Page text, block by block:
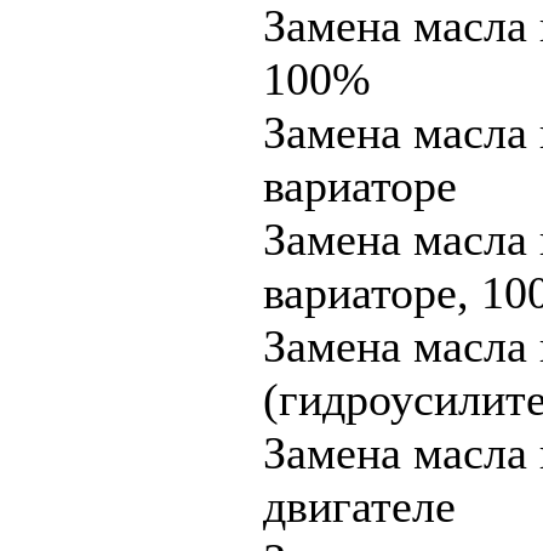
Замена
100%
Замена масла
вариаторе
Замена масла
вариаторе,
Замена
Замена масла
двигателе